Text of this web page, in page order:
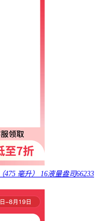
475 毫升） 16液量盎司66233